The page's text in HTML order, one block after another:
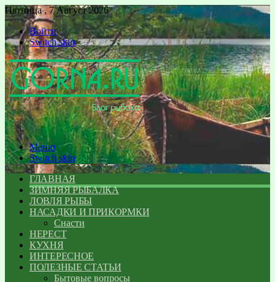
Пятница , 7 Август 2026
Войти
Switch skin
Меню
Switch skin
ГЛАВНАЯ
ЗИМНЯЯ РЫБАЛКА
ЛОВЛЯ РЫБЫ
НАСАДКИ И ПРИКОРМКИ
Снасти
НЕРЕСТ
КУХНЯ
ИНТЕРЕСНОЕ
ПОЛЕЗНЫЕ СТАТЬИ
Бытовые вопросы